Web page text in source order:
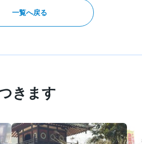
一覧へ戻る
きます